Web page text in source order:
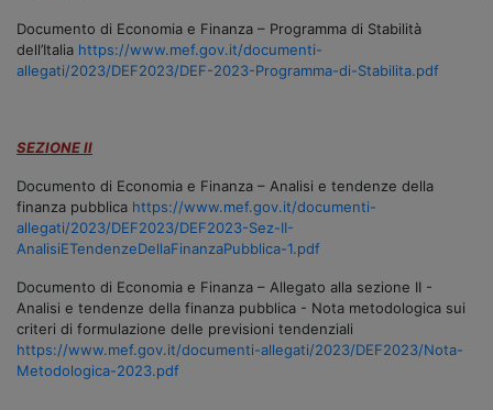
Documento di Economia e Finanza – Programma di Stabilità
dell’Italia https://www.mef.gov.it/documenti-
allegati/2023/DEF2023/DEF-2023-Programma-di-Stabilita.pdf
SEZIONE II
Documento di Economia e Finanza – Analisi e tendenze della
finanza pubblica https://www.mef.gov.it/documenti-
allegati/2023/DEF2023/DEF2023-Sez-II-
AnalisiETendenzeDellaFinanzaPubblica-1.pdf
Documento di Economia e Finanza – Allegato alla sezione II -
Analisi e tendenze della finanza pubblica - Nota metodologica sui
criteri di formulazione delle previsioni tendenziali
https://www.mef.gov.it/documenti-allegati/2023/DEF2023/Nota-
Metodologica-2023.pdf